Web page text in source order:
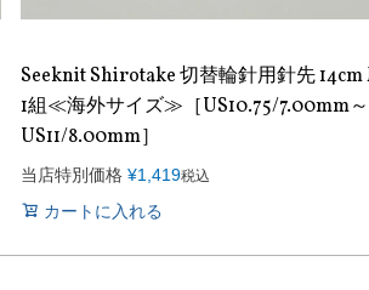
Seeknit Shirotake 切替輪針用針先 14cm
1組≪海外サイズ≫［US10.75/7.00mm～
US11/8.00mm］
当店特別価格 ¥1,419税込
カートに入れる